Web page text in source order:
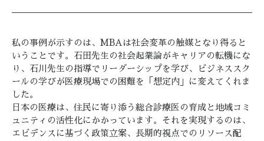
私の事例が示すのは、MBAは社会変革の触媒となり得ると
いうことです。石田先生の社会起業論がキャリアの転機にな
り、石川先生の指導でリーダーシップを学び、ビジネススク
ールの学びが医療現場での困難を「想定内」に変えてくれま
した。
日本の医療は、住民に寄り添う総合診療医の育成と地域コミ
ュニティの活性化にかかっています。それを実現するのは、
エビデンスに基づく政策立案、長期的視点でのリソース配